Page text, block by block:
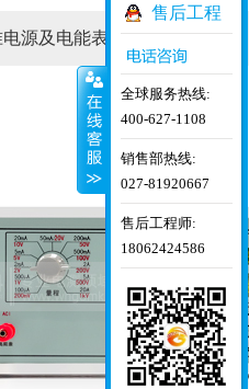
源及电能表检定
售后工程
师
全球服务热线:
400-627-1108
销售部热线:
027-81920667
售后工程师:
18062424586